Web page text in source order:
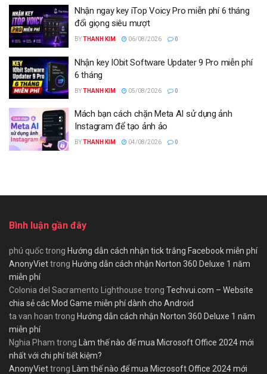
Nhận ngay key iTop Voicy Pro miễn phí 6 tháng
đổi giọng siêu mượt
BYTHANH KIM 06/08/2026 0
Nhận key IObit Software Updater 9 Pro miễn phí
6 tháng
BYTHANH KIM 05/08/2026 0
Mách bạn cách chặn Meta AI sử dụng ảnh
Instagram để tạo ảnh ảo
BYTHANH KIM 04/08/2026 0
Bình luận gần đây
phú quốctrong Hướng dẫn cách nhận tick trắng Facebook miễn phí
AnonyViettrong Hướng dẫn cách nhận Norton 360 Deluxe 1 năm
miễn phí
Colonia del Sacramento Lighthouse trong Techvui.com – Website
chia sẻ các Mod Game miễn phí dành cho Android
ta van hoan trong Hướng dẫn cách nhận Norton 360 Deluxe 1 năm
miễn phí
Nghia Pham trong Làm thế nào để mua Microsoft Office 2024 mới
nhất với chi phí tiết kiệm?
AnonyViettrong Làm thế nào để mua Microsoft Office 2024 mới